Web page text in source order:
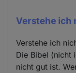
Verstehe ich
Verstehe ich
Die Bibel (nicht
nicht gut ist.